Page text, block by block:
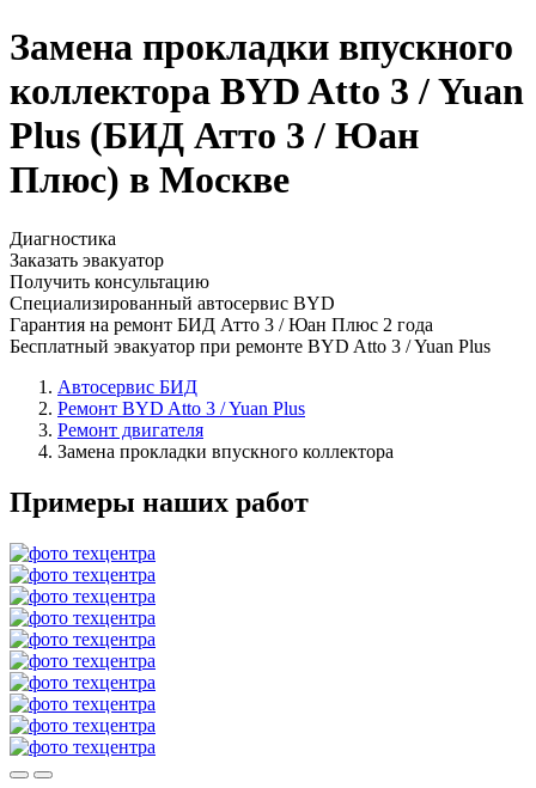
Замена прокладки впускного
коллектора BYD Atto 3 / Yuan
Plus (БИД Атто 3 / Юан
Плюс) в Москве
Диагностика
Заказать эвакуатор
Получить консультацию
Специализированный автосервис BYD
Гарантия на ремонт БИД Атто 3 / Юан Плюс 2 года
Бесплатный эвакуатор при ремонте BYD Atto 3 / Yuan Plus
Автосервис БИД
Ремонт BYD Atto 3 / Yuan Plus
Ремонт двигателя
Замена прокладки впускного коллектора
Примеры наших работ